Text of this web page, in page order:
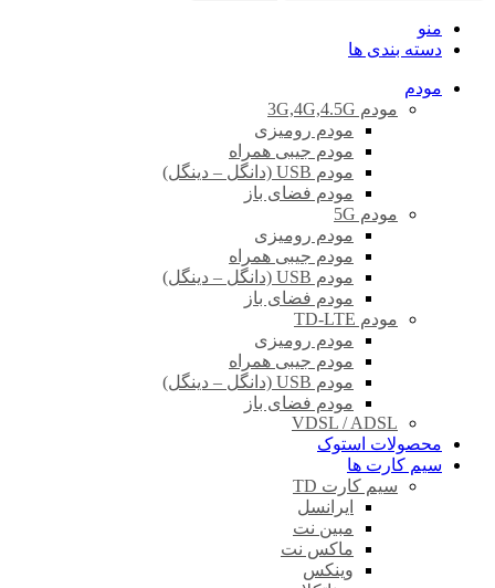
منو
دسته بندی ها
مودم
مودم 3G,4G,4.5G
مودم رومیزی
مودم جیبی همراه
مودم USB (دانگل – دینگل)
مودم فضای باز
مودم 5G
مودم رومیزی
مودم جیبی همراه
مودم USB (دانگل – دینگل)
مودم فضای باز
مودم TD-LTE
مودم رومیزی
مودم جیبی همراه
مودم USB (دانگل – دینگل)
مودم فضای باز
VDSL / ADSL
محصولات استوک
سیم کارت ها
سیم کارت TD
ایرانسل
مبین نت
ماکس نت
وینکس